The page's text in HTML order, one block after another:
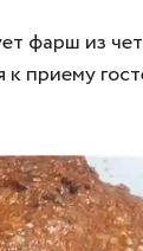
фарш из
к приему